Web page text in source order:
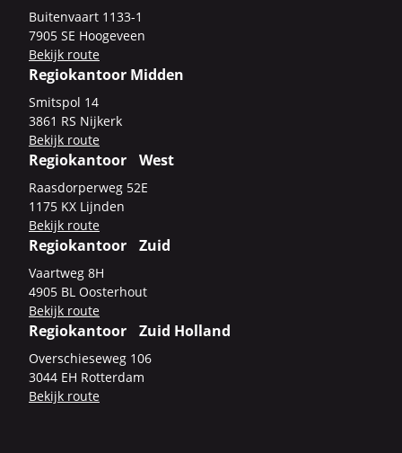
Bui­ten­vaart 1133-​1
7905 SE Hoo­ge­veen
Be­kijk route
Regiokantoor Midden
Smits­pol 14
3861 RS Nij­kerk
Be­kijk route
Regiokantoor West
Raas­dor­per­weg 52E
1175 KX Lijn­den
Be­kijk route
Regiokantoor Zuid
Vaart­weg 8H
4905 BL Oos­ter­hout
Be­kijk route
Regiokantoor Zuid Holland
Over­schie­se­weg 106
3044 EH Rot­ter­dam
Be­kijk route